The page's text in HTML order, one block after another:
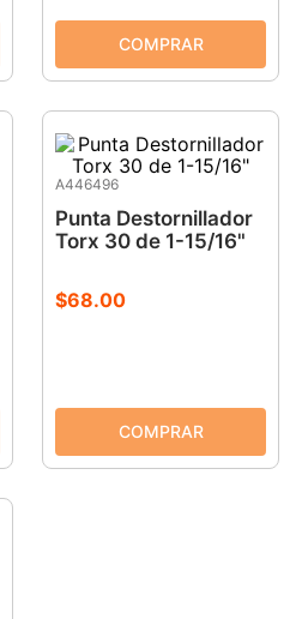
A446496
Punta Destornillador
Torx 30 de 1-15/16"
$68.00